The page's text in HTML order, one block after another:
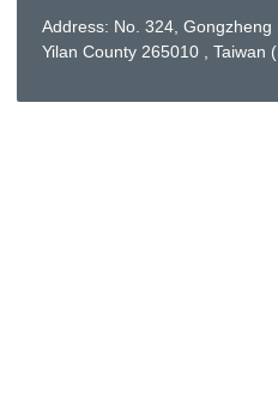
Address: No. 324, Gongzheng
Yilan County 265010 , Taiwan